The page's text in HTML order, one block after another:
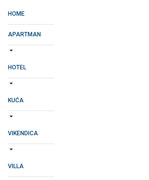
HOME
APARTMAN
HOTEL
KUĆA
VIKENDICA
VILLA